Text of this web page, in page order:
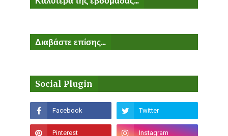
Διαβάστε επίσης...
Social Plugin